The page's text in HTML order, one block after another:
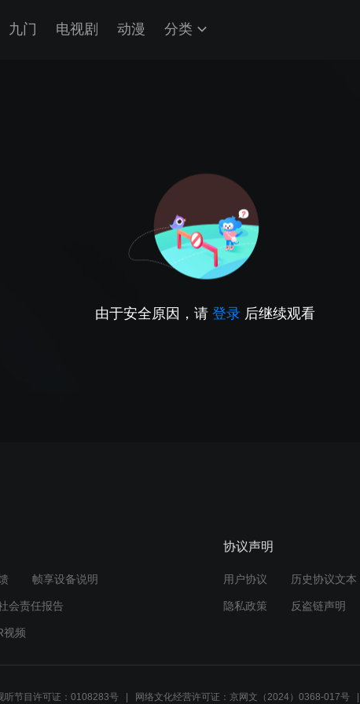
九门 电视剧 动漫 分类
由于安全原因，请 登录 后继续观看
帧享设备说明
会责任报告
视频
协议声明
用户协议 历史协议文本
隐私政策 反盗链声明
听节目许可证：0108283号 网络文化经营许可证：京网文（2024）0368-017号